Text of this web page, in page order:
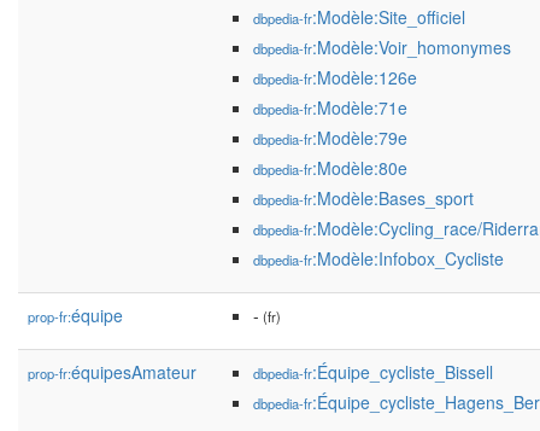
dbpedia-fr:Modèle:Site_officiel
dbpedia-fr:Modèle:Voir_homonymes
dbpedia-fr:Modèle:126e
dbpedia-fr:Modèle:71e
dbpedia-fr:Modèle:79e
dbpedia-fr:Modèle:80e
dbpedia-fr:Modèle:Bases_sport
dbpedia-fr:Modèle:Cycling_race/
dbpedia-fr:Modèle:Infobox_Cycliste
prop-fr:équipe - (fr)
prop-fr:équipesAmateur dbpedia-fr:Équipe_cycliste_Bissell
dbpedia-fr